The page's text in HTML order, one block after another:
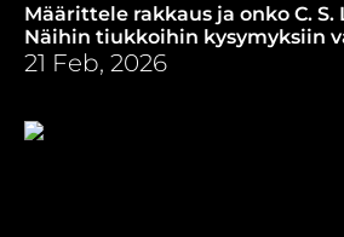
Määrittele rakkaus ja onko C. S.
Näihin tiukkoihin kysymyksiin
ja kirjallisuuden professori
21 Feb, 2026